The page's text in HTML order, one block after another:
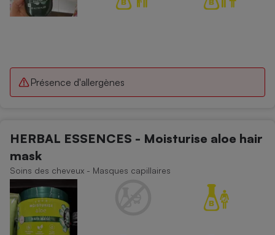
Présence d'allergènes
HERBAL ESSENCES - Moisturise aloe hair
mask
Soins des cheveux - Masques capillaires